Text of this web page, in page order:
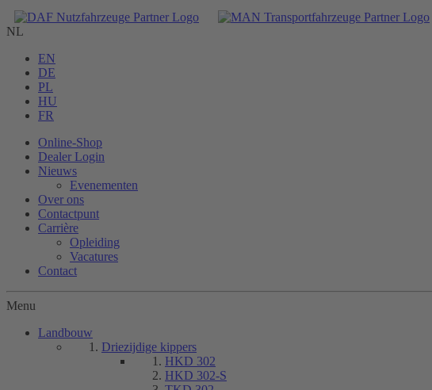
NL
EN
DE
PL
HU
FR
Online-Shop
Dealer Login
Nieuws
Evenementen
Over ons
Contactpunt
Carrière
Opleiding
Vacatures
Contact
Menu
Landbouw
Driezijdige kippers
HKD 302
HKD 302-S